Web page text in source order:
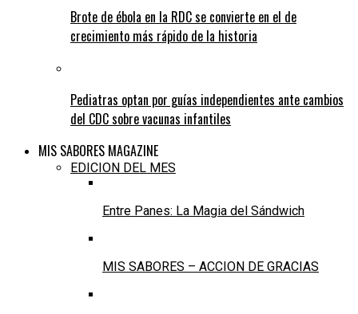
Brote de ébola en la RDC se convierte en el de
crecimiento más rápido de la historia
Pediatras optan por guías independientes ante cambios
del CDC sobre vacunas infantiles
MIS SABORES MAGAZINE
EDICION DEL MES
Entre Panes: La Magia del Sándwich
MIS SABORES – ACCION DE GRACIAS